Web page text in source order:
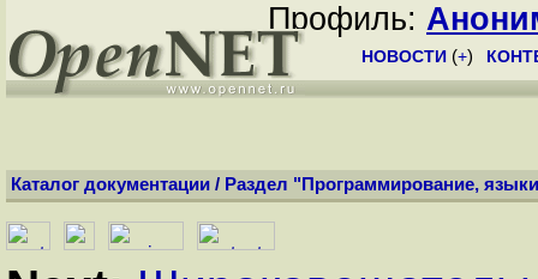
Профиль:
НОВОСТИ (+)
Каталог документации / Раздел "Программирование,